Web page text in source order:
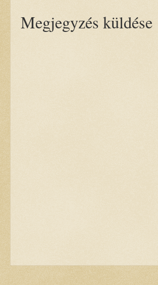
Megjegyzés küldése